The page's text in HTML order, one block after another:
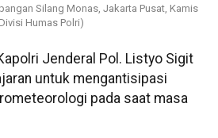
Silang Monas, Jakarta Pusat, Kamis
Humas Polri)
Jenderal Pol. Listyo Sigit
untuk mengantisipasi
pada saat masa